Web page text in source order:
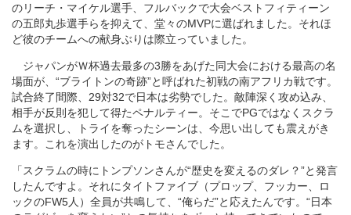
のリーチ・マイケル選手、フルバックで大会ベストフィティーン
の五郎丸歩選手らを抑えて、堂々のMVPに選ばれました。それほ
ど彼のチームへの献身ぶりは際立っていました。
ジャパンがＷ杯過去最多の3勝をあげた同大会における最高の名
場面が、“ブライトンの奇跡”と呼ばれた初戦の南アフリカ戦です。
試合終了間際、29対32で日本は劣勢でした。敵陣深く攻め込み、
相手が反則を犯して得たペナルティー。そこでPGではなくスクラ
ムを選択し、トライを奪ったシーンは、今思い出しても震えがき
ます。これを演出したのがトモさんでした。
「スクラムの時にトンプソンさんが“歴史を変えるのダレ？”と発言
したんですよ。それにタイトファイブ（プロップ、フッカー、ロ
ックのFW5人）全員が共鳴して、“俺らだ”と応えたんです。“日本